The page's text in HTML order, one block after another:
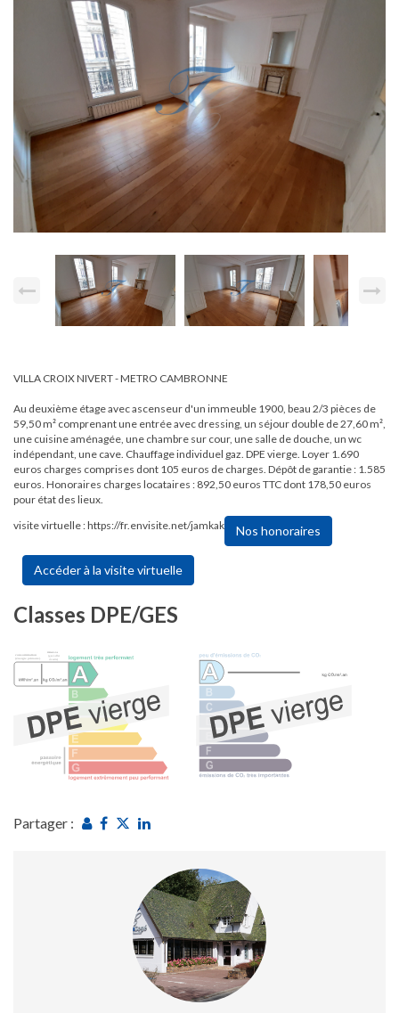
VILLA CROIX NIVERT - METRO CAMBRONNE
Au deuxième étage avec ascenseur d'un immeuble 1900, beau 2/3 pièces de
59,50 m² comprenant une entrée avec dressing, un séjour double de 27,60 m²,
une cuisine aménagée, une chambre sur cour, une salle de douche, un wc
indépendant, une cave. Chauffage individuel gaz. DPE vierge. Loyer 1.690
euros charges comprises dont 105 euros de charges. Dépôt de garantie : 1.585
euros. Honoraires charges locataires : 892,50 euros TTC dont 178,50 euros
pour état des lieux.
visite virtuelle : https://fr.envisite.net/jamkak
Nos honoraires
Accéder à la visite virtuelle
Classes DPE/GES
Partager :